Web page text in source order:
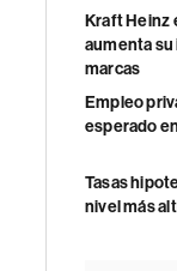
Kraft Heinz
aumenta
marcas
Empleo
esperado
Tasas
nivel más